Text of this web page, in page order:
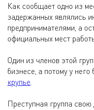
Как сообщает одно из
задержанных являлись
предпринимателями, а
официальных мест
Один из членов этой
бизнесе, а потому у
крупье
Преступная группа